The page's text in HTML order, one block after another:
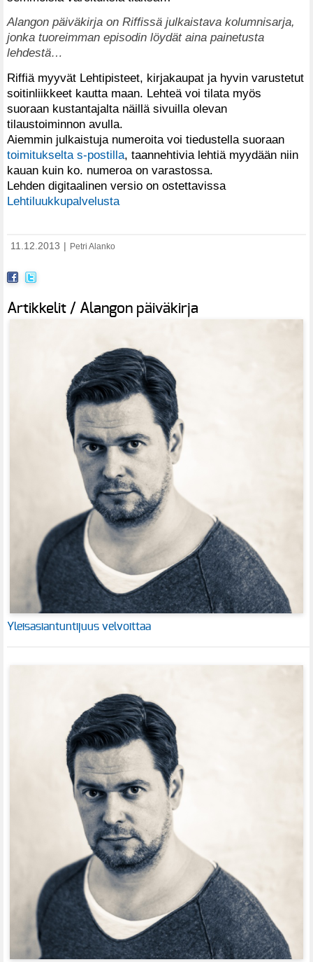
Alangon päiväkirja on Riffissä julkaistava kolumnisarja,
jonka tuoreimman episodin löydät aina painetusta
lehdestä…
Riffiä myyvät Lehtipisteet, kirjakaupat ja hyvin varustetut
soitinliikkeet kautta maan. Lehteä voi tilata myös
suoraan kustantajalta näillä sivuilla olevan
tilaustoiminnon avulla.
Aiemmin julkaistuja numeroita voi tiedustella suoraan
toimitukselta s-postilla, taannehtivia lehtiä myydään niin
kauan kuin ko. numeroa on varastossa.
Lehden digitaalinen versio on ostettavissa
Lehtiluukkupalvelusta
11.12.2013 Petri Alanko
Artikkelit / Alangon päiväkirja
Yleisasiantuntijuus velvoittaa